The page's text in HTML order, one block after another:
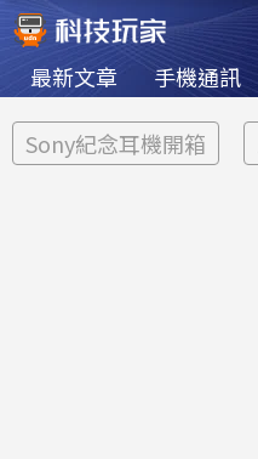
最新文章 手機通訊
Sony紀念耳機開箱